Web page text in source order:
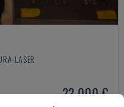
LASER
22.000 €